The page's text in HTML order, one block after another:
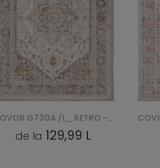
COVOR G730A /L_ RETRO - NIEBIESKI, BIAŁY
de la 129,99 L